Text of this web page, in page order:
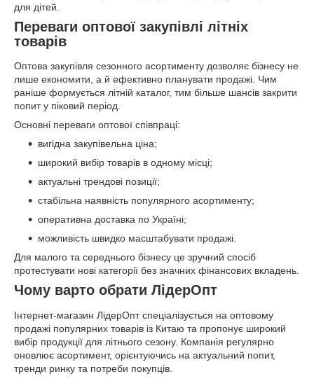
для дітей.
Переваги оптової закупівлі літніх
товарів
Оптова закупівля сезонного асортименту дозволяє бізнесу не
лише економити, а й ефективно планувати продажі. Чим
раніше формується літній каталог, тим більше шансів закрити
попит у піковий період.
Основні переваги оптової співпраці:
вигідна закупівельна ціна;
широкий вибір товарів в одному місці;
актуальні трендові позиції;
стабільна наявність популярного асортименту;
оперативна доставка по Україні;
можливість швидко масштабувати продажі.
Для малого та середнього бізнесу це зручний спосіб
протестувати нові категорії без значних фінансових вкладень.
Чому варто обрати ЛідерОпт
Інтернет-магазин ЛідерОпт спеціалізується на оптовому
продажі популярних товарів із Китаю та пропонує широкий
вибір продукції для літнього сезону. Компанія регулярно
оновлює асортимент, орієнтуючись на актуальний попит,
тренди ринку та потреби покупців.